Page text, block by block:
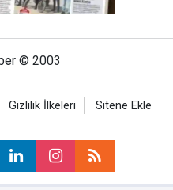
© 2003
Gizlilik İlkeleri Sitene Ekle